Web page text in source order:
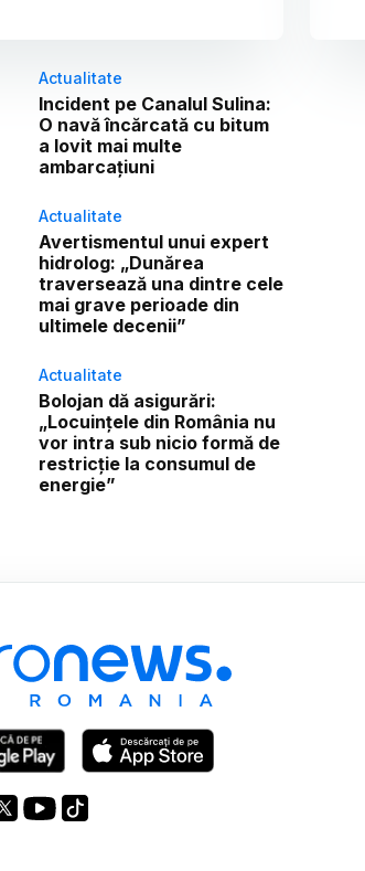
Actualitate
Incident pe Canalul Sulina:
O navă încărcată cu bitum
a lovit mai multe
ambarcațiuni
Actualitate
Avertismentul unui expert
hidrolog: „Dunărea
traversează una dintre cele
mai grave perioade din
ultimele decenii”
Actualitate
Bolojan dă asigurări:
„Locuințele din România nu
vor intra sub nicio formă de
restricție la consumul de
energie”